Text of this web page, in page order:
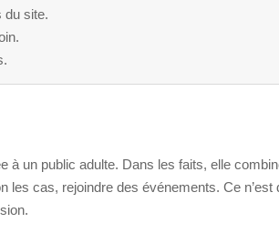
du site.
un public adulte. Dans les faits, elle
cas, rejoindre des événements. Ce n’est